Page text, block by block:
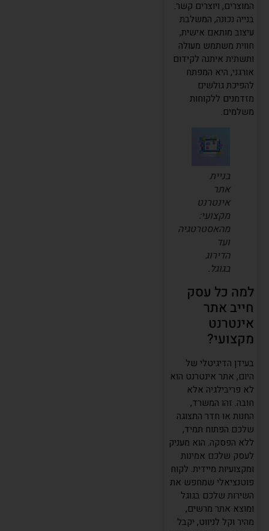
המוצרים, ויוצרים קשר.
בנייה נכונה, המשלבת
עיצוב מותאם אישית,
חווית משתמש מעולה
ותשתית איתנה לקידום
אורגני, היא המפתח
להפיכת גולשים
מזדמנים ללקוחות
משלמים.
בניית
אתר
אינטרנט
מקצועי:
מהאסטרטגיה
ועד
הדירוג
בגוגל.
למה כל עסק
חייב אתר
אינטרנט
מקצועי?
בעידן הדיגיטלי של
היום, אתר אינטרנט הוא
לא פריבילגיה אלא
חובה. זהו המשרד,
החנות או חדר התצוגה
שלכם הפתוח תמיד,
ללא הפסקה. הוא מעניק
לעסק שלכם אמינות
ומקצועיות מיידית. לקוח
פוטנציאלי שמחפש את
השירות שלכם בגוגל
ומוצא אתר מרשים,
מהיר וקל לניווט, יקבל